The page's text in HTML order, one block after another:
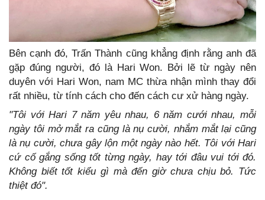
Bên cạnh đó, Trấn Thành cũng khẳng định rằng anh đã
gặp đúng người, đó là Hari Won. Bởi lẽ từ ngày nên
duyên với Hari Won, nam MC thừa nhận mình thay đổi
rất nhiều, từ tính cách cho đến cách cư xử hàng ngày.
"Tôi với Hari 7 năm yêu nhau, 6 năm cưới nhau, mỗi
ngày tôi mở mắt ra cũng là nụ cười, nhắm mắt lại cũng
là nụ cười, chưa gây lộn một ngày nào hết. Tôi với Hari
cứ cố gắng sống tốt từng ngày, hay tới đâu vui tới đó.
Không biết tốt kiểu gì mà đến giờ chưa chịu bỏ. Tức
thiệt đó".